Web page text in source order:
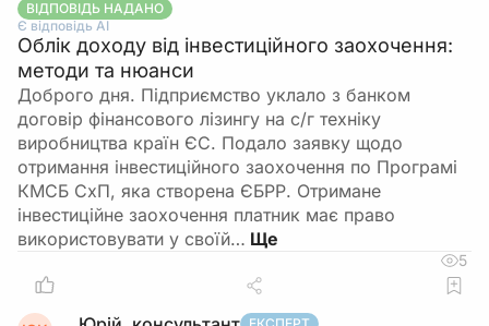
ВІДПОВІДЬ НАДАНО
Є відповідь АІ
Облік доходу від інвестиційного заохочення:
методи та нюанси
Доброго дня. Підприємство уклало з банком
договір фінансового лізингу на с/г техніку
виробництва країн ЄС. Подало заявку щодо
отримання інвестиційного заохочення по Програмі
КМСБ СхП, яка створена ЄБРР. Отримане
інвестиційне заохочення платник має право
використовувати у своїй…
5